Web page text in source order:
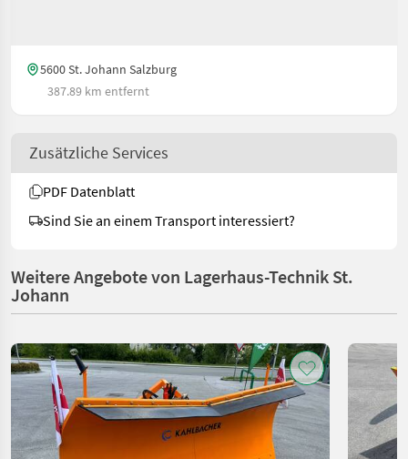
5600 St. Johann Salzburg
387.89 km entfernt
Zusätzliche Services
PDF Datenblatt
Sind Sie an einem Transport interessiert?
Weitere Angebote von Lagerhaus-Technik St.
Johann